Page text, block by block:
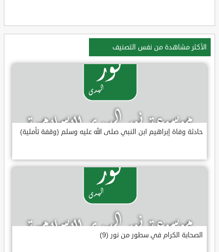
الأكثر مشاهدة من نفس التصنيف
حادثة وفاة إبراهيم ابن النبي صلى الله عليه وسلم (وقفة تأملية)
الصحابة الكرام في سطور من نور (9)